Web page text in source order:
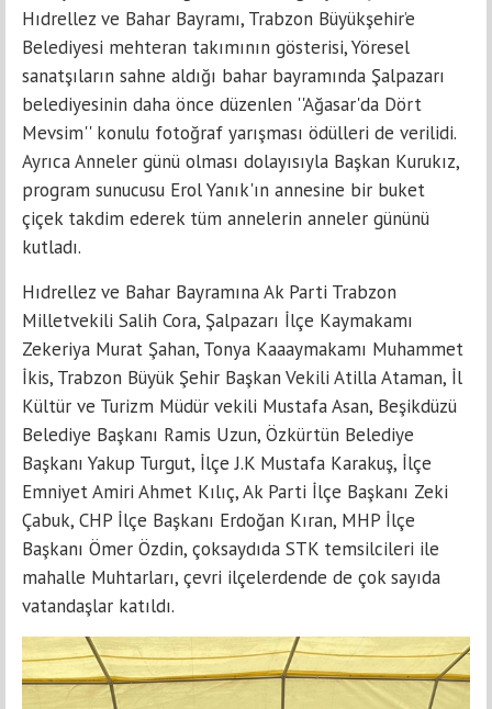
Hıdrellez ve Bahar Bayramı, Trabzon Büyükşehir’e
Belediyesi mehteran takımının gösterisi, Yöresel
sanatşıların sahne aldığı bahar bayramında Şalpazarı
belediyesinin daha önce düzenlen ''Ağasar'da Dört
Mevsim'' konulu fotoğraf yarışması ödülleri de verilidi.
Ayrıca Anneler günü olması dolayısıyla Başkan Kurukız,
program sunucusu Erol Yanık'ın annesine bir buket
çiçek takdim ederek tüm annelerin anneler gününü
kutladı.
Hıdrellez ve Bahar Bayramına Ak Parti Trabzon
Milletvekili Salih Cora, Şalpazarı İlçe Kaymakamı
Zekeriya Murat Şahan, Tonya Kaaaymakamı Muhammet
İkis, Trabzon Büyük Şehir Başkan Vekili Atilla Ataman, İl
Kültür ve Turizm Müdür vekili Mustafa Asan, Beşikdüzü
Belediye Başkanı Ramis Uzun, Özkürtün Belediye
Başkanı Yakup Turgut, İlçe J.K Mustafa Karakuş, İlçe
Emniyet Amiri Ahmet Kılıç, Ak Parti İlçe Başkanı Zeki
Çabuk, CHP İlçe Başkanı Erdoğan Kıran, MHP İlçe
Başkanı Ömer Özdin, çoksaydıda STK temsilcileri ile
mahalle Muhtarları, çevri ilçelerdende de çok sayıda
vatandaşlar katıldı.